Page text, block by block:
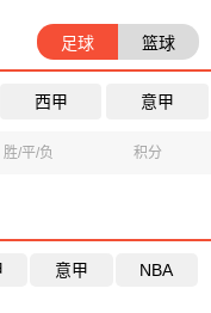
足球 篮球
西甲 意甲
胜/平/负 积分
意甲 NBA